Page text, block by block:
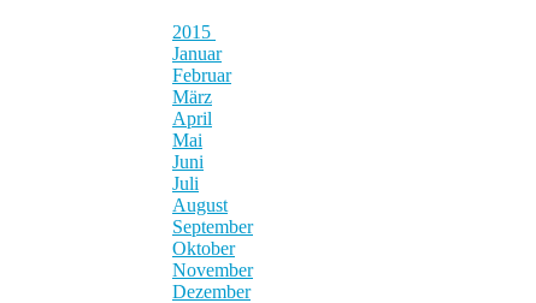
2015
Januar
Februar
März
April
Mai
Juni
Juli
August
September
Oktober
November
Dezember